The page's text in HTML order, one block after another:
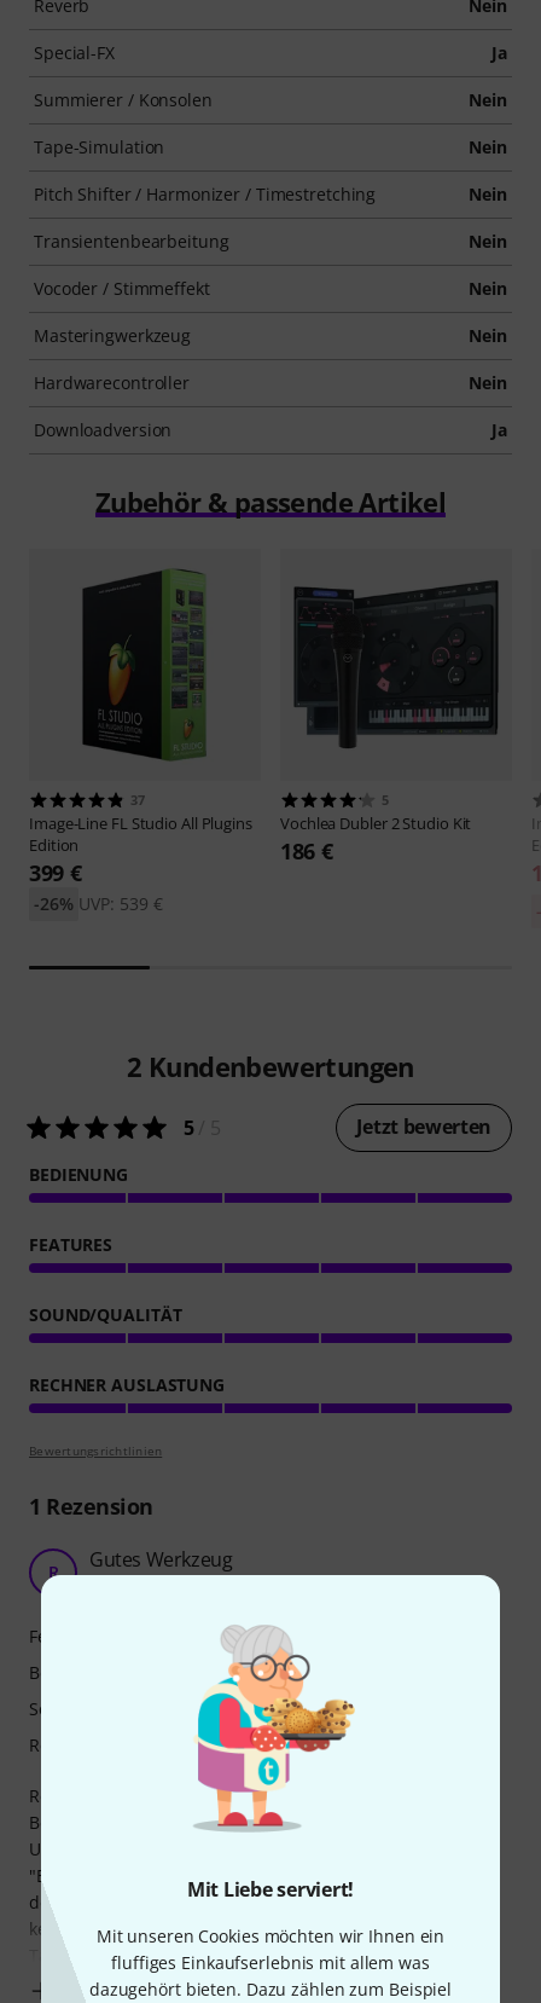
Mit Liebe serviert!
Mit unseren Cookies möchten wir Ihnen ein
fluffiges Einkaufserlebnis mit allem was
dazugehört bieten. Dazu zählen zum Beispiel
Reverb Nein
Special-FX Ja
Summierer / Konsolen Nein
Tape-Simulation Nein
Pitch Shifter / Harmonizer / Timestretching Nein
Transientenbearbeitung Nein
Vocoder / Stimmeffekt Nein
Masteringwerkzeug Nein
Hardwarecontroller Nein
Downloadversion Ja
Zubehör & passende Artikel
37
Image-Line FL Studio All Plugins
Edition
399 €
UVP: 539 €
-26%
5
Vochlea Dubler 2 Studio Kit
186 €
2 Kundenbewertungen
5/ 5 Jetzt bewerten
BEDIENUNG
FEATURES
SOUND/QUALITÄT
RECHNER AUSLASTUNG
Bewertungsrichtlinien
1 Rezension
R Gutes Werkzeug
Rebeat Pro ist sehr geschickt programmiert. Intuitiv in
Bedienung wenn man das Prinzip verstanden hat.
Und das Wichtigste: Ergebnisse sehr überzeugend. Zum
"Entbleeden" von Snare/Kick/Tommikrofonaufnahmen aus
dem Studio in der Soundqualität das beste, was ich bisher
kenne. Das Originalsignal bleibt quasi unberührt.
Tatsächlich ist das Tool auch zum Dimmen
Mehr anzeigen
Features
Bedienung
Sound/Qualität
Rechner Auslastung